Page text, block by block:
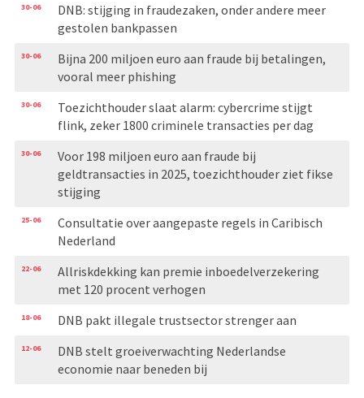
30-06
DNB: stijging in fraudezaken, onder andere meer
gestolen bankpassen
30-06
Bijna 200 miljoen euro aan fraude bij betalingen,
vooral meer phishing
30-06
Toezichthouder slaat alarm: cybercrime stijgt
flink, zeker 1800 criminele transacties per dag
30-06
Voor 198 miljoen euro aan fraude bij
geldtransacties in 2025, toezichthouder ziet fikse
stijging
25-06
Consultatie over aangepaste regels in Caribisch
Nederland
22-06
Allriskdekking kan premie inboedelverzekering
met 120 procent verhogen
18-06 DNB pakt illegale trustsector strenger aan
12-06
DNB stelt groeiverwachting Nederlandse
economie naar beneden bij